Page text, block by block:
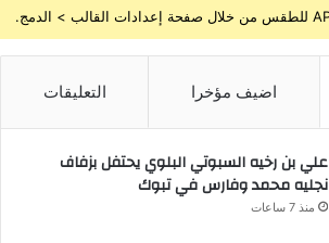
اضيف مؤخرا التعليقات
علي بن رخيه السبوتي البلوي يحتفل بزفاف
نجليه محمد وفارس في تبوك
منذ 7 ساعات